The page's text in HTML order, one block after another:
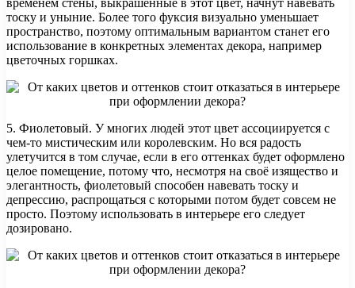
тоску и уныние. Более того фуксия визуально уменьшает
пространство, поэтому оптимальным вариантом станет его
использование в конкретных элементах декора, например
цветочных горшках.
5. Фиолетовый. У многих людей этот цвет ассоциируется с
чем-то мистическим или королевским. Но вся радость
улетучится в том случае, если в его оттенках будет оформлено
целое помещение, потому что, несмотря на своё изящество и
элегантность, фиолетовый способен навевать тоску и
депрессию, распрощаться с которыми потом будет совсем не
просто. Поэтому использовать в интерьере его следует
дозировано.